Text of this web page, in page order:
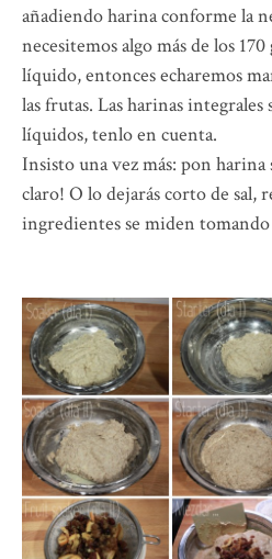
añadiendo harina conforme la
necesitemos algo más de los
líquido, entonces echaremos
las frutas. Las harinas integrales
líquidos, tenlo en cuenta.
Insisto una vez más: pon
claro! O lo dejarás corto de sal,
ingredientes se miden tomando